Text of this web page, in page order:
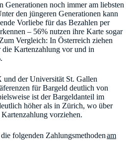
Generationen noch immer am liebsten
den jüngeren Generationen kann
Vorliebe für das Bezahlen per
– 56% nutzen ihre Karte sogar
Vergleich: In Österreich ziehen
die Kartenzahlung vor und in
und der Universität St. Gallen
für Bargeld deutlich von
ist der Bargeldanteil im
höher als in Zürich, wo über
vorziehen.
folgenden Zahlungsmethodenam